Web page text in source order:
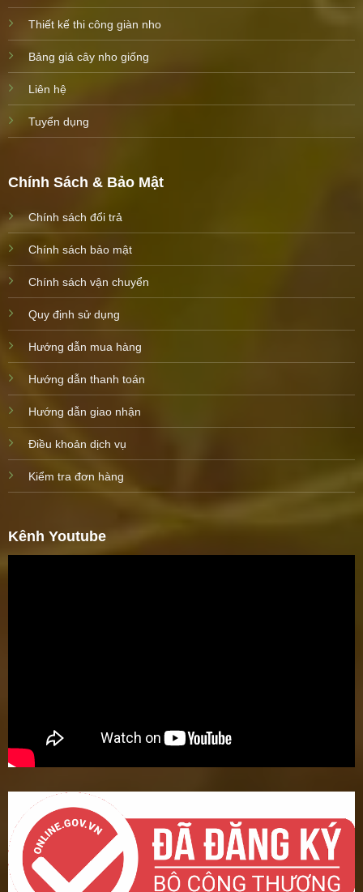
Thiết kế thi công giàn nho
Bảng giá cây nho giống
Liên hệ
Tuyển dụng
Chính Sách & Bảo Mật
Chính sách đổi trả
Chính sách bảo mật
Chính sách vận chuyển
Quy định sử dụng
Hướng dẫn mua hàng
Hướng dẫn thanh toán
Hướng dẫn giao nhận
Điều khoản dịch vụ
Kiểm tra đơn hàng
Kênh Youtube